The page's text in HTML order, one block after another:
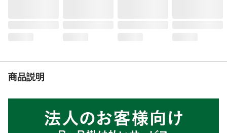
洗い流してください。
プラ
商品説明